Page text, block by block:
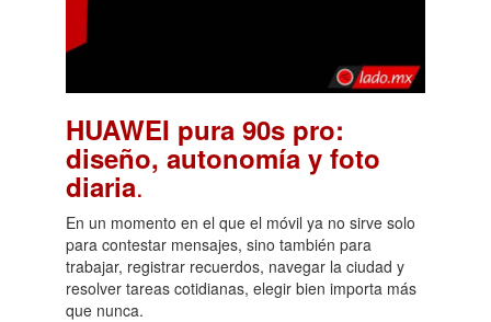
HUAWEI pura 90s pro:
diseño, autonomía y foto
diaria.
En un momento en el que el móvil ya no sirve solo
para contestar mensajes, sino también para
trabajar, registrar recuerdos, navegar la ciudad y
resolver tareas cotidianas, elegir bien importa más
que nunca.